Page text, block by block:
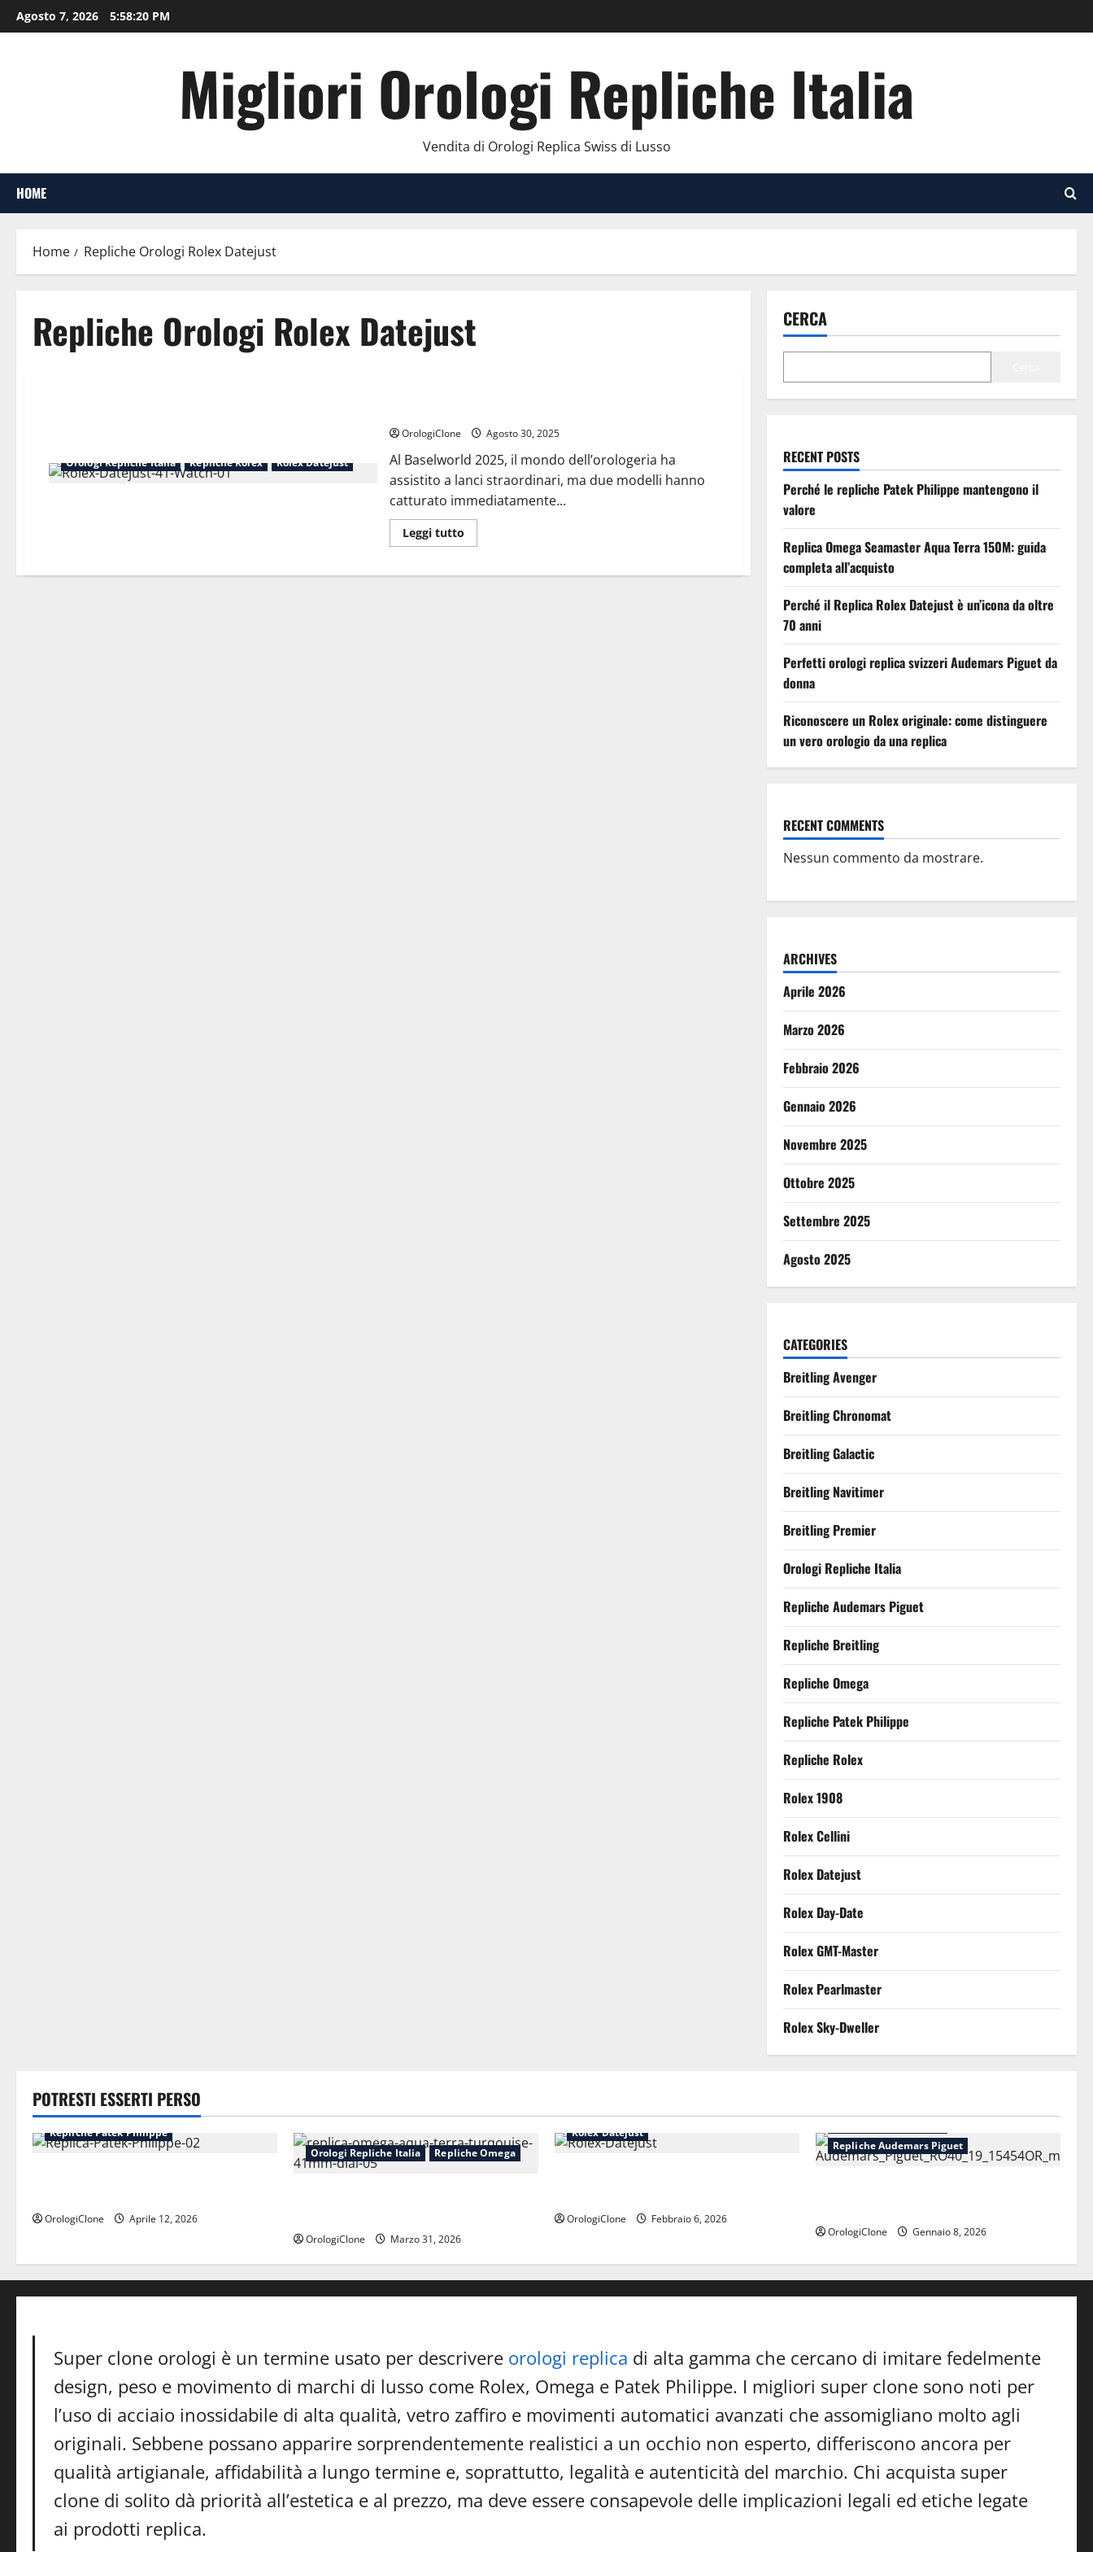
al
Agosto 7, 2026 5:58:20 PM
Migliori Orologi Repliche Italia
Vendita di Orologi Replica Swiss di Lusso
HOME
Home Repliche Orologi Rolex Datejust
Repliche Orologi Rolex Datejust
Orologi Repliche Italia Repliche Rolex Rolex Datejust
OrologiClone Agosto 30, 2025
Al Baselworld 2025, il mondo dell’orologeria ha
assistito a lanci straordinari, ma due modelli hanno
catturato immediatamente...
Leggi tuttoLeggi
di
Le
CERCA
RECENT POSTS
Perché le repliche Patek Philippe mantengono il
valore
Replica Omega Seamaster Aqua Terra 150M: guida
completa all’acquisto
Perché il Replica Rolex Datejust è un’icona da oltre
70 anni
Perfetti orologi replica svizzeri Audemars Piguet da
donna
Riconoscere un Rolex originale: come distinguere
un vero orologio da una replica
RECENT COMMENTS
Nessun commento da mostrare.
ARCHIVES
Aprile 2026
Marzo 2026
Febbraio 2026
Gennaio 2026
Novembre 2025
Ottobre 2025
Settembre 2025
Agosto 2025
CATEGORIES
Breitling Avenger
Breitling Chronomat
Breitling Galactic
Breitling Navitimer
Breitling Premier
Orologi Repliche Italia
Repliche Audemars Piguet
Repliche Breitling
Repliche Omega
Repliche Patek Philippe
Repliche Rolex
Rolex 1908
Rolex Cellini
Rolex Datejust
Rolex Day-Date
Rolex GMT-Master
Rolex Pearlmaster
Rolex Sky-Dweller
POTRESTI ESSERTI PERSO
Repliche Patek Philippe
OrologiClone Aprile 12, 2026
Orologi Repliche Italia Repliche Omega
OrologiClone Marzo 31, 2026
Rolex Datejust
OrologiClone Febbraio 6, 2026
Repliche Audemars Piguet
OrologiClone Gennaio 8, 2026
Super clone orologi è un termine usato per descrivere orologi replica di alta gamma che cercano di imitare fedelmente
design, peso e movimento di marchi di lusso come Rolex, Omega e Patek Philippe. I migliori super clone sono noti per
l’uso di acciaio inossidabile di alta qualità, vetro zaffiro e movimenti automatici avanzati che assomigliano molto agli
originali. Sebbene possano apparire sorprendentemente realistici a un occhio non esperto, differiscono ancora per
qualità artigianale, affidabilità a lungo termine e, soprattutto, legalità e autenticità del marchio. Chi acquista super
clone di solito dà priorità all’estetica e al prezzo, ma deve essere consapevole delle implicazioni legali ed etiche legate
ai prodotti replica.